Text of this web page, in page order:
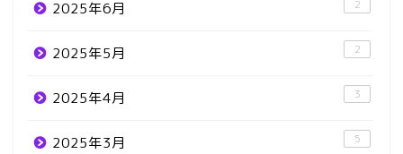
2025年6月 2
2025年5月 2
2025年4月 3
2025年3月 5